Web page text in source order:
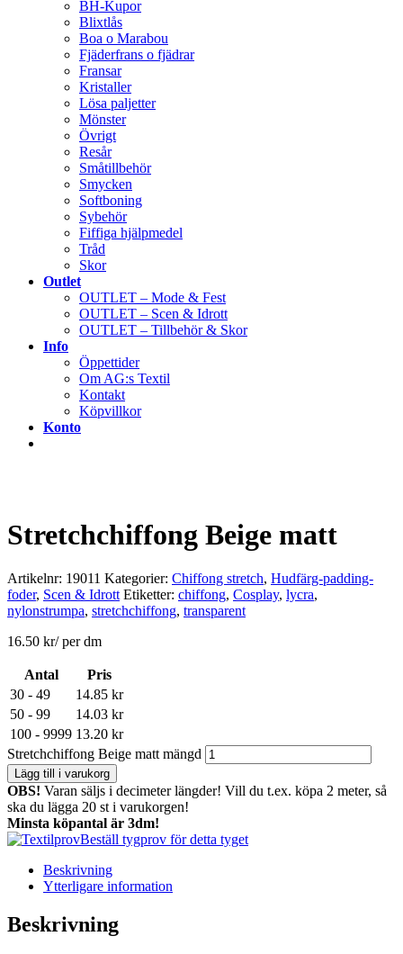
BH-Kupor
Blixtlås
Boa o Marabou
Fjäderfrans o fjädrar
Fransar
Kristaller
Lösa paljetter
Mönster
Övrigt
Resår
Småtillbehör
Smycken
Softboning
Sybehör
Fiffiga hjälpmedel
Tråd
Skor
Outlet
OUTLET – Mode & Fest
OUTLET – Scen & Idrott
OUTLET – Tillbehör & Skor
Info
Öppettider
Om AG:s Textil
Kontakt
Köpvillkor
Konto
Stretchchiffong Beige matt
Artikelnr: 19011 Kategorier: Chiffong stretch, Hudfärg-padding-
foder, Scen & Idrott Etiketter: chiffong, Cosplay, lycra,
nylonstrumpa, stretchchiffong, transparent
16.50 kr/ per dm
Antal
Pris
30 - 49
14.85 kr
50 - 99
14.03 kr
100 - 9999 13.20 kr
Stretchchiffong Beige matt mängd
Lägg till i varukorg
OBS! Varan säljs i decimeter längder! Vill du t.ex. köpa 2 meter, så
ska du lägga 20 st i varukorgen!
Minsta köpantal är 3dm!
Beställ tygprov för detta tyget
Beskrivning
Ytterligare information
Beskrivning